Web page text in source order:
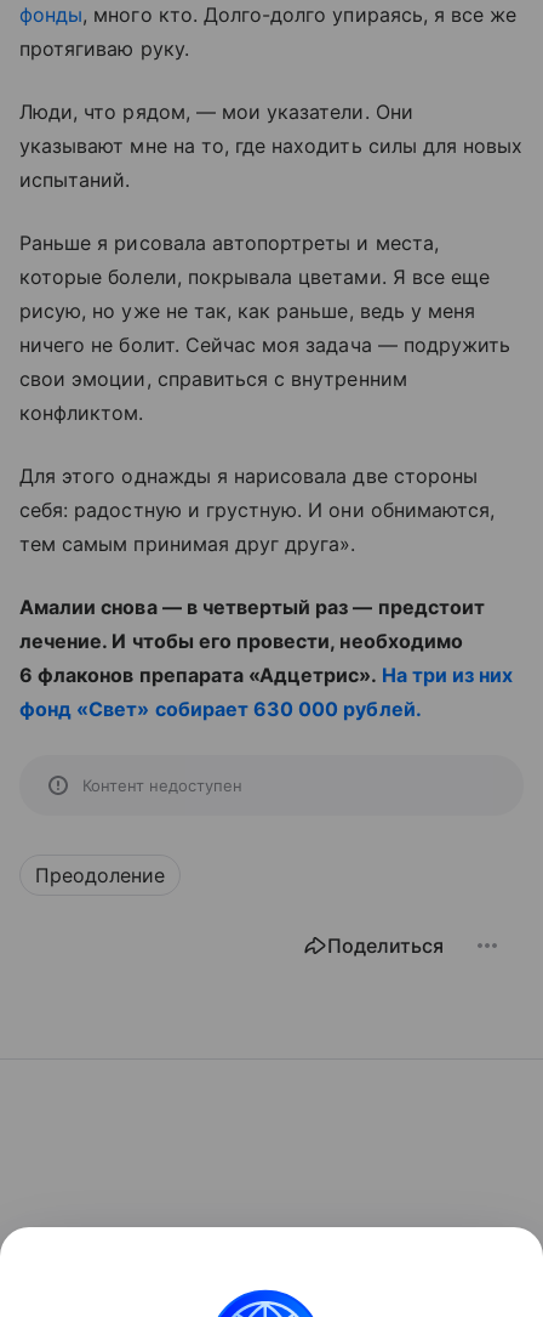
фонды, много кто. Долго-долго упираясь, я все же
протягиваю руку.
Люди, что рядом, — мои указатели. Они
указывают мне на то, где находить силы для новых
испытаний.
Раньше я рисовала автопортреты и места,
которые болели, покрывала цветами. Я все еще
рисую, но уже не так, как раньше, ведь у меня
ничего не болит. Сейчас моя задача — подружить
свои эмоции, справиться с внутренним
конфликтом.
Для этого однажды я нарисовала две стороны
себя: радостную и грустную. И они обнимаются,
тем самым принимая друг друга».
Амалии снова — в четвертый раз — предстоит
лечение. И чтобы его провести, необходимо
6 флаконов препарата «Адцетрис». На три из них
фонд «Свет» собирает 630 000 рублей.
Контент недоступен
Преодоление
Поделиться